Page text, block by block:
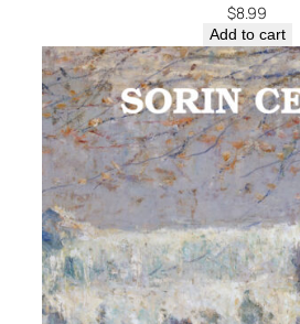
$8.99
Add to cart